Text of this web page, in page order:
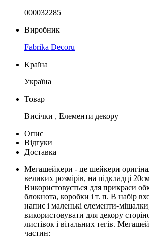
000032285
Виробник
Fabrika Decoru
Країна
Україна
Товар
Висічки , Елементи декору
Опис
Відгуки
Доставка
Мегашейкери - це шейкери
великих розмірів, на підкладці
Використовується для прикраси
блокнота, коробки і т. п. В набір
напис і маленькі елементи-
використовувати для декору
листівок і вітальних тегів.
частин: